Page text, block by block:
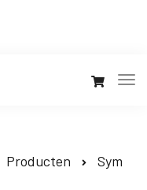
Producten
Sym